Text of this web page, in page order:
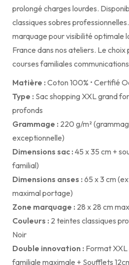
prolongé charges lourdes.
classiques sobres
marquage pour visibilité optimale
France dans nos ateliers. Le
courses familiales
Matière : Coton 100% • Certifié
Type : Sac shopping XXL grand
profonds
Grammage : 220 g/m²
exceptionnelle)
Dimensions sac : 45 x 35 cm +
familial)
Dimensions anses : 65 x 3 cm
maximal portage)
Zone marquage : 28 x 28 cm max
Couleurs : 2 teintes classiques
Noir
Double innovation : Format
familiale maximale + Soufflets